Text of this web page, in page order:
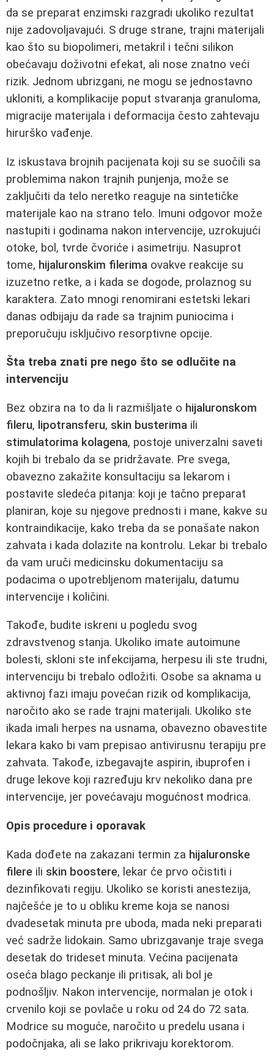
da se preparat enzimski razgradi ukoliko rezultat
nije zadovoljavajući. S druge strane, trajni materijali
kao što su biopolimeri, metakril i tečni silikon
obećavaju doživotni efekat, ali nose znatno veći
rizik. Jednom ubrizgani, ne mogu se jednostavno
ukloniti, a komplikacije poput stvaranja granuloma,
migracije materijala i deformacija često zahtevaju
hirurško vađenje.
Iz iskustava brojnih pacijenata koji su se suočili sa
problemima nakon trajnih punjenja, može se
zaključiti da telo neretko reaguje na sintetičke
materijale kao na strano telo. Imuni odgovor može
nastupiti i godinama nakon intervencije, uzrokujući
otoke, bol, tvrde čvoriće i asimetriju. Nasuprot
tome, hijaluronskim filerima ovakve reakcije su
izuzetno retke, a i kada se dogode, prolaznog su
karaktera. Zato mnogi renomirani estetski lekari
danas odbijaju da rade sa trajnim puniocima i
preporučuju isključivo resorptivne opcije.
Šta treba znati pre nego što se odlučite na
intervenciju
Bez obzira na to da li razmišljate o hijaluronskom
fileru, lipotransferu, skin busterima ili
stimulatorima kolagena, postoje univerzalni saveti
kojih bi trebalo da se pridržavate. Pre svega,
obavezno zakažite konsultaciju sa lekarom i
postavite sledeća pitanja: koji je tačno preparat
planiran, koje su njegove prednosti i mane, kakve su
kontraindikacije, kako treba da se ponašate nakon
zahvata i kada dolazite na kontrolu. Lekar bi trebalo
da vam uruči medicinsku dokumentaciju sa
podacima o upotrebljenom materijalu, datumu
intervencije i količini.
Takođe, budite iskreni u pogledu svog
zdravstvenog stanja. Ukoliko imate autoimune
bolesti, skloni ste infekcijama, herpesu ili ste trudni,
intervenciju bi trebalo odložiti. Osobe sa aknama u
aktivnoj fazi imaju povećan rizik od komplikacija,
naročito ako se rade trajni materijali. Ukoliko ste
ikada imali herpes na usnama, obavezno obavestite
lekara kako bi vam prepisao antivirusnu terapiju pre
zahvata. Takođe, izbegavajte aspirin, ibuprofen i
druge lekove koji razređuju krv nekoliko dana pre
intervencije, jer povećavaju mogućnost modrica.
Opis procedure i oporavak
Kada dođete na zakazani termin za hijaluronske
filere ili skin boostere, lekar će prvo očistiti i
dezinfikovati regiju. Ukoliko se koristi anestezija,
najčešće je to u obliku kreme koja se nanosi
dvadesetak minuta pre uboda, mada neki preparati
već sadrže lidokain. Samo ubrizgavanje traje svega
desetak do trideset minuta. Većina pacijenata
oseća blago peckanje ili pritisak, ali bol je
podnošljiv. Nakon intervencije, normalan je otok i
crvenilo koji se povlače u roku od 24 do 72 sata.
Modrice su moguće, naročito u predelu usana i
podočnjaka, ali se lako prikrivaju korektorom.